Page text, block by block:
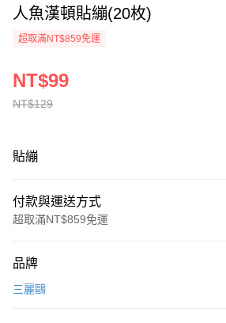
人魚漢頓貼繃(20枚)
超取滿NT$859免運
NT$129
NT$99
貼繃
付款與運送方式
超取滿NT$859免運
信用卡一次付款
品牌
三麗鷗